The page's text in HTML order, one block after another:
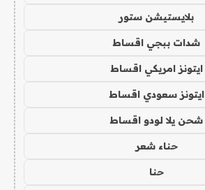
بلايستيشن ستور
شدات ببجي اقساط
ايتونز امريكي اقساط
ايتونز سعودي اقساط
شحن يلا لودو اقساط
حناء شعر
حنا